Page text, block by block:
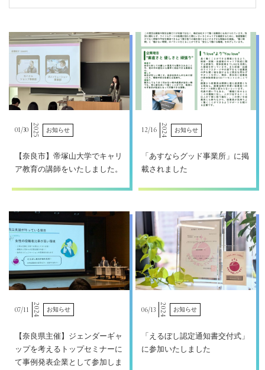
01/30 2025 お知らせ
【奈良市】帝塚山大学でキャリ
ア教育の講師をいたしました。
12/16 2024 お知らせ
「あすならグッド事業所」に掲
載されました
07/11 2024 お知らせ
【奈良県主催】ジェンダーギャ
ップを考えるトップセミナーに
て事例発表企業として参加しま
06/13 2024 お知らせ
「えるぼし認定通知書交付式」
に参加いたしました